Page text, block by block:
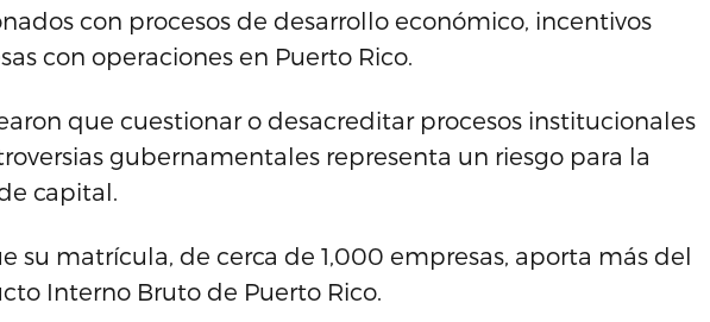
con procesos de desarrollo económico, incentivos
con operaciones en Puerto Rico.
que cuestionar o desacreditar procesos institucionales
gubernamentales representa un riesgo para la
capital.
su matrícula, de cerca de 1,000 empresas, aporta más del
Interno Bruto de Puerto Rico.